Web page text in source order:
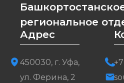
региональное
Адрес
450030, г. Уфа,
ул. Ферина, 2